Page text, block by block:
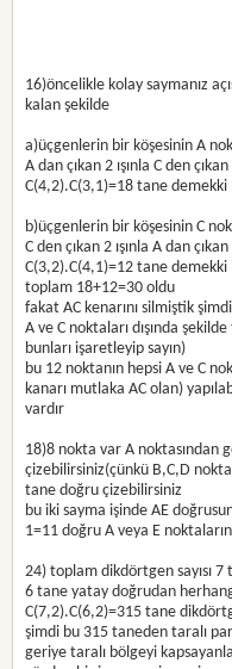
16)öncelikle kolay saymanız
kalan şekilde
a)üçgenlerin bir köşesinin A
A dan çıkan 2 ışınla C den
C(4,2).C(3,1)=18 tane
b)üçgenlerin bir köşesinin C
C den çıkan 2 ışınla A dan
C(3,2).C(4,1)=12 tane
toplam 18+12=30 oldu
fakat AC kenarını silmiştik
A ve C noktaları dışında
bunları işaretleyip sayın)
bu 12 noktanın hepsi A ve C
kanarı mutlaka AC olan)
vardır
18)8 nokta var A noktasından
çizebilirsiniz(çünkü B,C,D
tane doğru çizebilirsiniz
bu iki sayma işinde AE
1=11 doğru A veya E
24) toplam dikdörtgen sayısı
6 tane yatay doğrudan
C(7,2).C(6,2)=315 tane
şimdi bu 315 taneden taralı
geriye taralı bölgeyi